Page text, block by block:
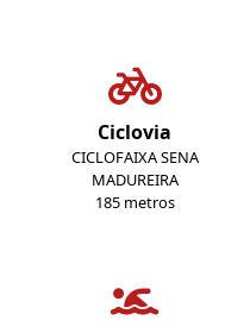
Ciclovia
CICLOFAIXA SENA
MADUREIRA
185 metros